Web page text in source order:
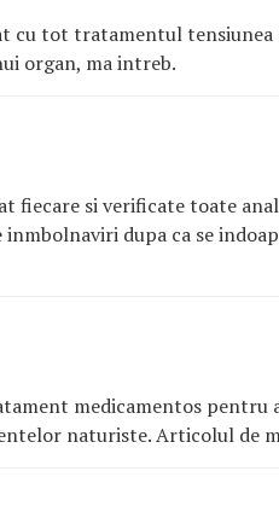
cu tot tratamentul tensiunea
organ, ma intreb.
si verificate toate
dupa ca se
medicamentos pentru
naturiste. Articolul de